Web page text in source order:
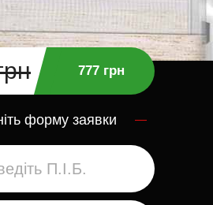
777 грн
форму заявки